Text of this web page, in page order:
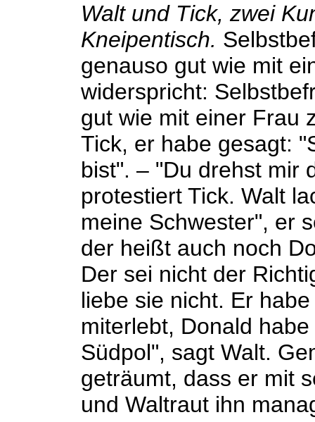
Walt und Tick, zwei
Kneipentisch.
genauso gut wie mit
widerspricht:
gut wie mit einer Frau
Tick, er habe gesagt:
bist". – "Du drehst mir
protestiert Tick. Walt
meine Schwester", er
der heißt auch noch
Der sei nicht der
liebe sie nicht. Er
miterlebt, Donald
Südpol", sagt Walt.
geträumt, dass er mit
und Waltraut ihn